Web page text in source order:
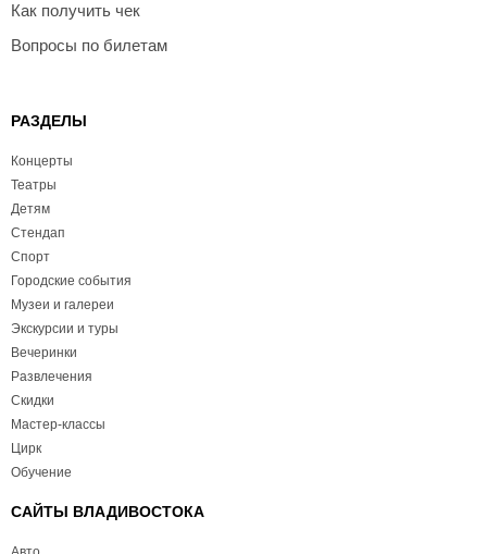
Как получить чек
Вопросы по билетам
РАЗДЕЛЫ
Концерты
Театры
Детям
Стендап
Спорт
Городские события
Музеи и галереи
Экскурсии и туры
Вечеринки
Развлечения
Скидки
Мастер-классы
Цирк
Обучение
САЙТЫ ВЛАДИВОСТОКА